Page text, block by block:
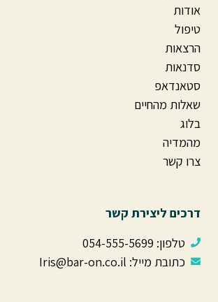
אודות
טיפול
הרצאות
סדנאות
סטאנדאפ
שאלות מהחיים
בלוג
מהמדיה
צרו קשר
דרכים ליצירת קשר
טלפון: ⁦ 054-555-5699⁩
כתובת מייל: Iris@bar-on.co.il